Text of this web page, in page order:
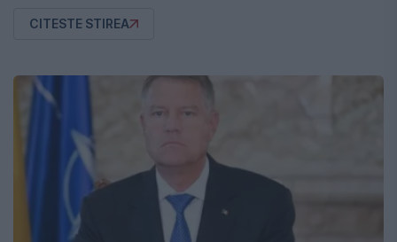
CITESTE STIREA